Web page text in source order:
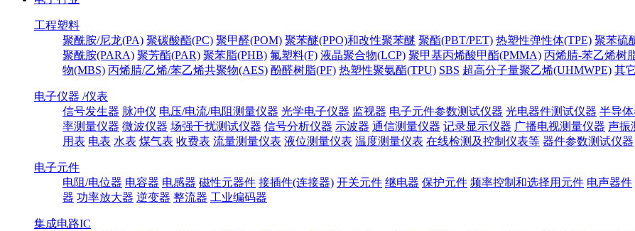
工程塑料
聚酰胺/尼龙(PA) 聚碳酸酯(PC) 聚甲醛(POM) 聚苯醚(PPO)和改性聚苯醚 聚酯(PBT/PET) 热塑性弹性体(TPE) 聚苯硫
聚酰胺(PARA) 聚芳酯(PAR) 聚苯脂(PHB) 氟塑料(F) 液晶聚合物(LCP) 聚甲基丙烯酸甲酯(PMMA) 丙烯腈-苯乙烯树
物(MBS) 丙烯腈/乙烯/苯乙烯共聚物(AES) 酚醛树脂(PF) 热塑性聚氨酯(TPU) SBS 超高分子量聚乙烯(UHMWPE) 其
电子仪器 /仪表
信号发生器 脉冲仪 电压/电流/电阻测量仪器 光学电子仪器 监视器 电子元件参数测试仪器 光电器件测试仪器 半导
率测量仪器 微波仪器 场强干扰测试仪器 信号分析仪器 示波器 通信测量仪器 记录显示仪器 广播电视测量仪器 声振
用表 电表 水表 煤气表 收费表 流量测量仪表 液位测量仪表 温度测量仪表 在线检测及控制仪表等 器件参数测试仪器
电子元件
电阻/电位器 电容器 电感器 磁性元器件 接插件(连接器) 开关元件 继电器 保护元件 频率控制和选择用元件 电声器件
器 功率放大器 逆变器 整流器 工业编码器
集成电路IC